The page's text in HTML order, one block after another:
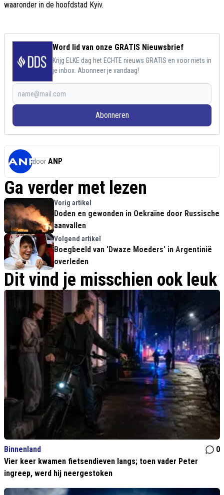
waaronder in de hoofdstad Kyiv.
Word lid van onze GRATIS Nieuwsbrief
Krijg ELKE dag het ECHTE nieuws GRATIS en voor niets in
je inbox. Abonneer je vandaag!
Abonneren
door ANP
Ga verder met lezen
Vorig artikel
Doden en gewonden in Oekraïne door Russische
aanvallen
Volgend artikel
Boegbeeld van 'Dwaze Moeders' in Argentinië
overleden
Dit vind je misschien ook leuk
Binnenland
0
Vier keer kwamen fietsendieven langs; toen vader Peter
ingreep, werd hij neergestoken